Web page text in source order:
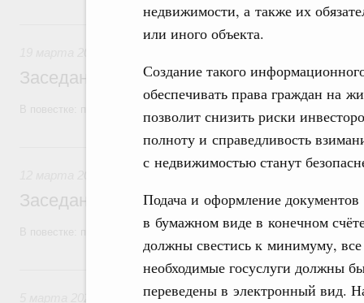
недвижимости, а также их
или иного объекта.
Создание такого
обеспечивать права граждан на
позволит снизить риски
полноту и справедливость
с недвижимостью станут
Подача и оформление документов
в бумажном виде в конечном
должны свестись к минимуму, все
необходимые госуслуги должны
переведены в электронный вид.
19 марта, четверг
Заседание Правительства (2026 год, №9)
12 марта, четверг
Заседание Правительства (2026 год, №8)
В повестке: проекты федеральных законов, бюджетные
5 марта, четверг